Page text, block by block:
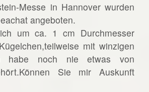
Messe in Hannover wurden
angeboten.
um ca. 1 cm Durchmesser
mit winzigen
habe noch nie etwas von
Sie mir Auskunft